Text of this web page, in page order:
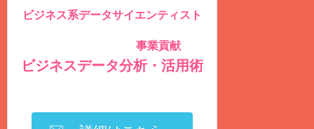
ビジネス系データサイエンティスト
事業貢献
ビジネスデータ分析・活用術